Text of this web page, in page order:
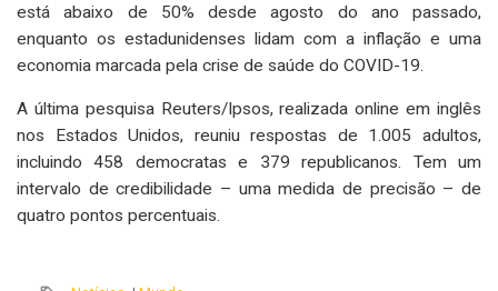
está abaixo de 50% desde agosto do ano passado,
enquanto os estadunidenses lidam com a inflação e uma
economia marcada pela crise de saúde do COVID-19.
A última pesquisa Reuters/Ipsos, realizada online em inglês
nos Estados Unidos, reuniu respostas de 1.005 adultos,
incluindo 458 democratas e 379 republicanos. Tem um
intervalo de credibilidade – uma medida de precisão – de
quatro pontos percentuais.